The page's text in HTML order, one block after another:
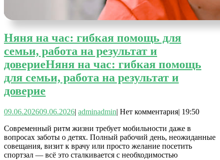
Няня на час: гибкая помощь для
семьи, работа на результат и
довериеНяня на час: гибкая помощь
для семьи, работа на результат и
доверие
09.06.202609.06.2026| adminadmin| Нет комментария| 19:50
Современный ритм жизни требует мобильности даже в
вопросах заботы о детях. Полный рабочий день, неожиданные
совещания, визит к врачу или просто желание посетить
спортзал — всё это сталкивается с необходимостью